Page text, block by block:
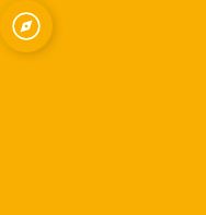
Open quicklink menu